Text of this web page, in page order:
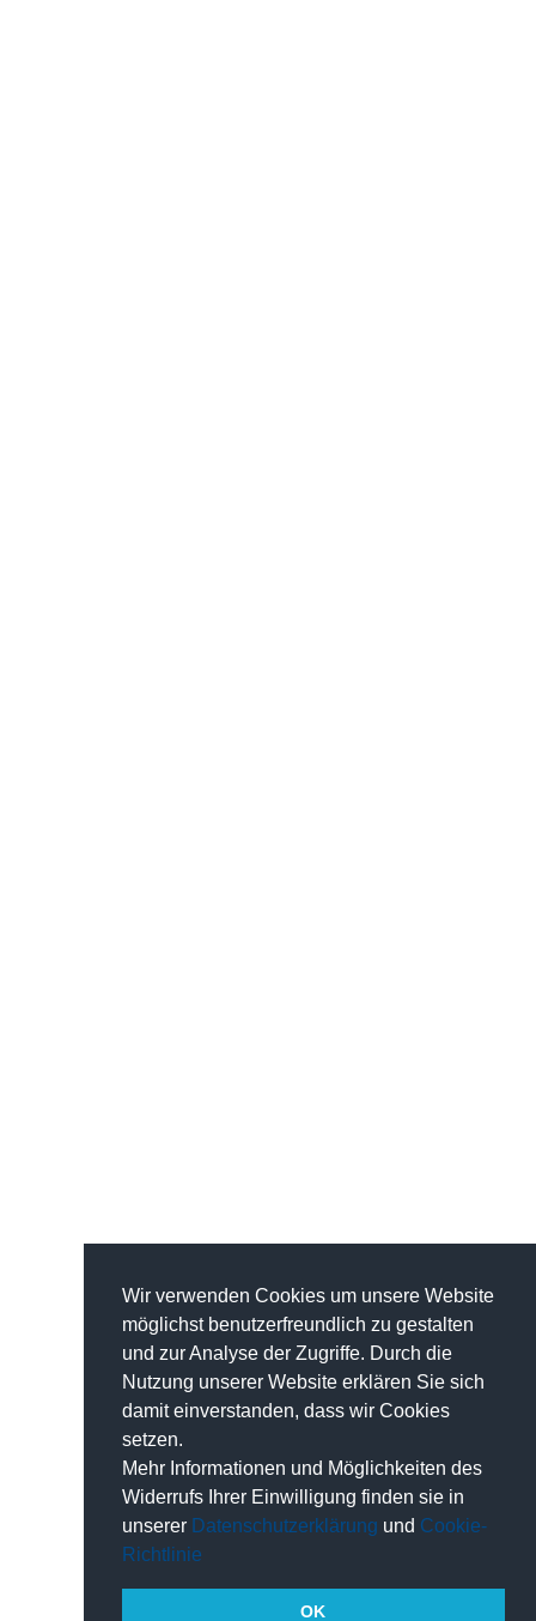
Wir verwenden Cookies um unsere Website
möglichst benutzerfreundlich zu gestalten
und zur Analyse der Zugriffe. Durch die
Nutzung unserer Website erklären Sie sich
damit einverstanden, dass wir Cookies
setzen.
Mehr Informationen und Möglichkeiten des
Widerrufs Ihrer Einwilligung finden sie in
unserer Datenschutzerklärung und Cookie-
Richtlinie
OK